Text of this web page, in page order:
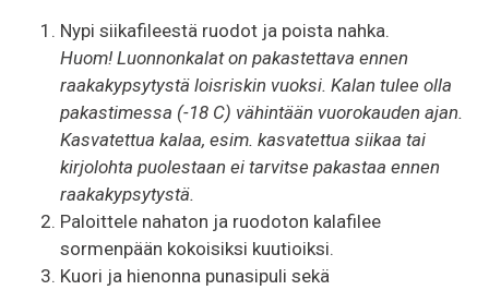
Nypi siikafileestä ruodot ja poista nahka.
Huom! Luonnonkalat on pakastettava ennen
raakakypsytystä loisriskin vuoksi. Kalan tulee olla
pakastimessa (-18 C) vähintään vuorokauden ajan.
Kasvatettua kalaa, esim. kasvatettua siikaa tai
kirjolohta puolestaan ei tarvitse pakastaa ennen
raakakypsytystä.
Paloittele nahaton ja ruodoton kalafilee
sormenpään kokoisiksi kuutioiksi.
Kuori ja hienonna punasipuli sekä